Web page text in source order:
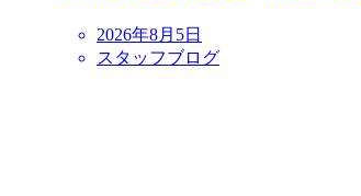
2026年8月5日
スタッフブログ